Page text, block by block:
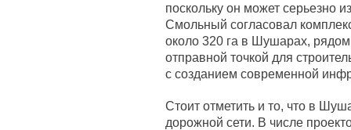
поскольку он может серьезно
Смольный согласовал
около 320 га в Шушарах,
отправной точкой для
с созданием современной
Стоит отметить и то, что в
дорожной сети. В числе